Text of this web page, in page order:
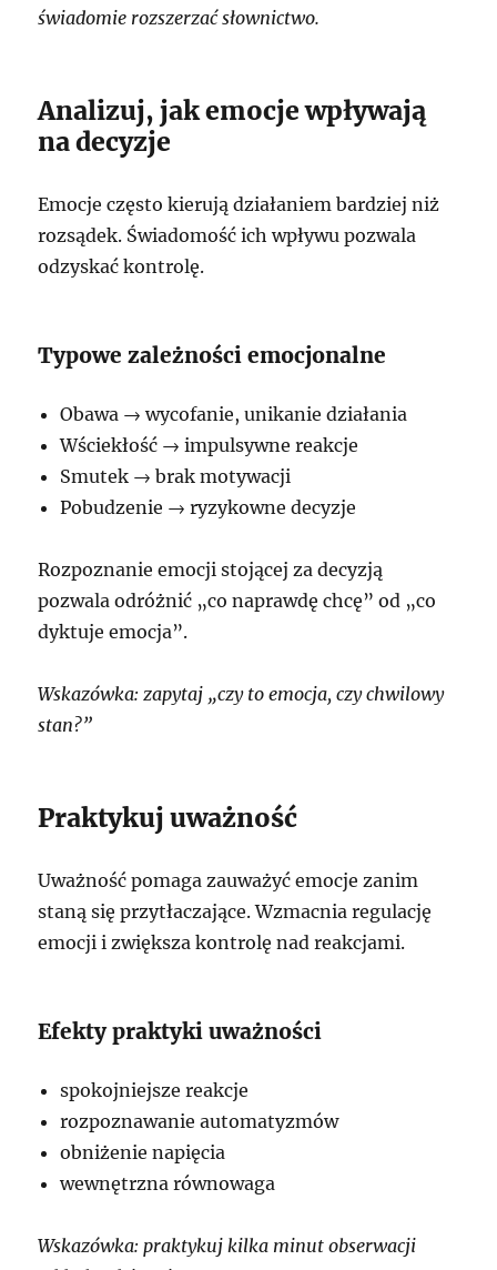
świadomie rozszerzać słownictwo.
Analizuj, jak emocje wpływają
na decyzje
Emocje często kierują działaniem bardziej niż
rozsądek. Świadomość ich wpływu pozwala
odzyskać kontrolę.
Typowe zależności emocjonalne
Obawa → wycofanie, unikanie działania
Wściekłość → impulsywne reakcje
Smutek → brak motywacji
Pobudzenie → ryzykowne decyzje
Rozpoznanie emocji stojącej za decyzją
pozwala odróżnić „co naprawdę chcę” od „co
dyktuje emocja”.
Wskazówka: zapytaj „czy to emocja, czy chwilowy
stan?”
Praktykuj uważność
Uważność pomaga zauważyć emocje zanim
staną się przytłaczające. Wzmacnia regulację
emocji i zwiększa kontrolę nad reakcjami.
Efekty praktyki uważności
spokojniejsze reakcje
rozpoznawanie automatyzmów
obniżenie napięcia
wewnętrzna równowaga
Wskazówka: praktykuj kilka minut obserwacji